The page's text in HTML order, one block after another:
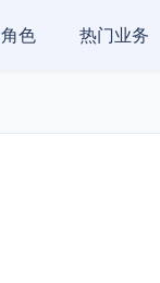
色 热门业务